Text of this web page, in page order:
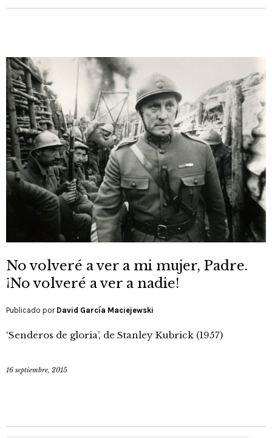
No volveré a ver a mi mujer, Padre.
¡No volveré a ver a nadie!
Publicado por David García Maciejewski
‘Senderos de gloria’, de Stanley Kubrick (1957)
16 septiembre, 2015